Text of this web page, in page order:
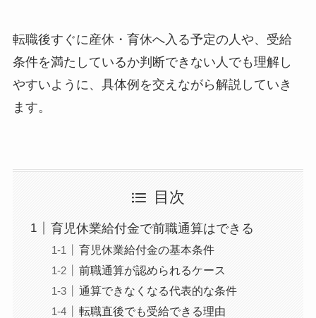
転職後すぐに産休・育休へ入る予定の人や、受給
条件を満たしているか判断できない人でも理解し
やすいように、具体例を交えながら解説していき
ます。
目次
育児休業給付金で前職通算はできる
育児休業給付金の基本条件
前職通算が認められるケース
通算できなくなる代表的な条件
転職直後でも受給できる理由